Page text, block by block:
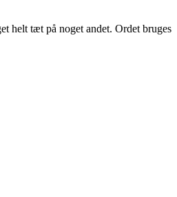
helt tæt på noget andet. Ordet bruges